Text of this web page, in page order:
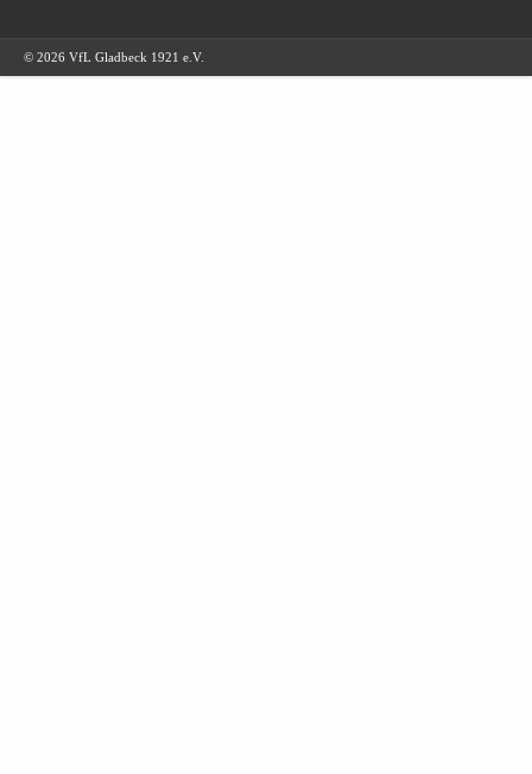
© 2026 VfL Gladbeck 1921 e.V.